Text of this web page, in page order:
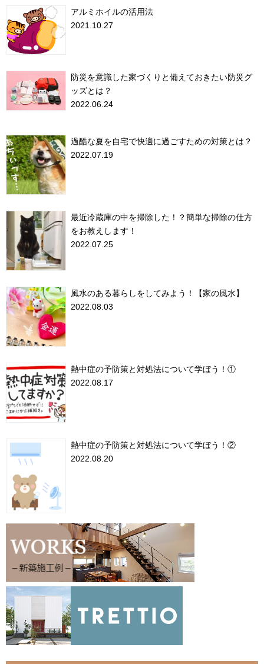
アルミホイルの活用法
2021.10.27
防災を意識した家づくりと備えておきたい防災グ
ッズとは？
2022.06.24
過酷な夏を自宅で快適に過ごすための対策とは？
2022.07.19
最近冷蔵庫の中を掃除した！？簡単な掃除の仕方
をお教えします！
2022.07.25
風水のある暮らしをしてみよう！【家の風水】
2022.08.03
熱中症の予防策と対処法について学ぼう！①
2022.08.17
熱中症の予防策と対処法について学ぼう！②
2022.08.20